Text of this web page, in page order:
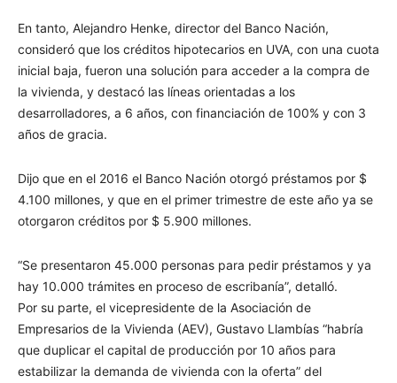
En tanto, Alejandro Henke, director del Banco Nación,
consideró que los créditos hipotecarios en UVA, con una cuota
inicial baja, fueron una solución para acceder a la compra de
la vivienda, y destacó las líneas orientadas a los
desarrolladores, a 6 años, con financiación de 100% y con 3
años de gracia.
Dijo que en el 2016 el Banco Nación otorgó préstamos por $
4.100 millones, y que en el primer trimestre de este año ya se
otorgaron créditos por $ 5.900 millones.
“Se presentaron 45.000 personas para pedir préstamos y ya
hay 10.000 trámites en proceso de escribanía”, detalló.
Por su parte, el vicepresidente de la Asociación de
Empresarios de la Vivienda (AEV), Gustavo Llambías “habría
que duplicar el capital de producción por 10 años para
estabilizar la demanda de vivienda con la oferta” del